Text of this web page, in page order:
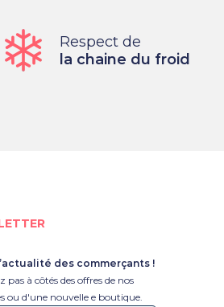
Respect de
la chaine du froid
des commerçants !
pas à côtés des offres de nos
ou d'une nouvelle e boutique.